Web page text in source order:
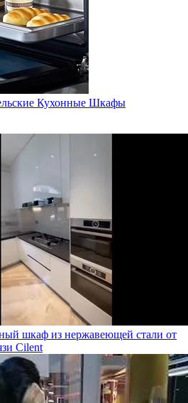
Кухонные Шкафы
шкаф из нержавеющей стали от
Cilent